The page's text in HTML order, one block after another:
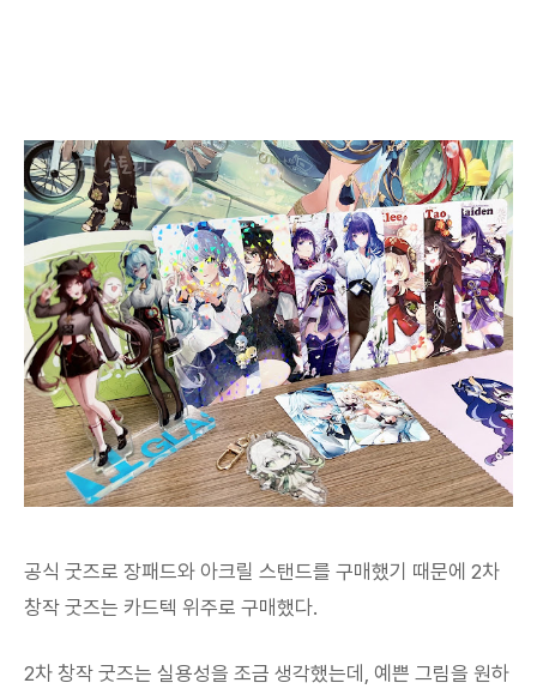
공식 굿즈로 장패드와 아크릴 스탠드를 구매했기 때문에 2차
창작 굿즈는 카드텍 위주로 구매했다.
2차 창작 굿즈는 실용성을 조금 생각했는데, 예쁜 그림을 원하